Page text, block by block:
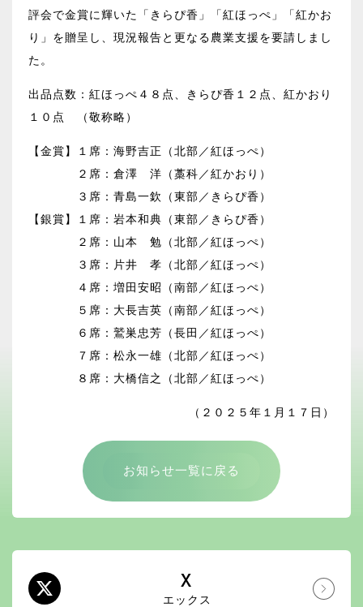
評会で金賞に輝いた「きらぴ香」「紅ほっぺ」「紅かお
り」を贈呈し、現況報告と更なる農業支援を要請しまし
た。
出品点数：紅ほっぺ４８点、きらぴ香１２点、紅かおり
１０点 （敬称略）
【金賞】１席：海野吉正（北部／紅ほっぺ）
２席：倉澤 洋（藁科／紅かおり）
３席：青島一欽（東部／きらぴ香）
【銀賞】１席：岩本和典（東部／きらぴ香）
２席：山本 勉（北部／紅ほっぺ）
３席：片井 孝（北部／紅ほっぺ）
４席：増田安昭（南部／紅ほっぺ）
５席：大長吉英（南部／紅ほっぺ）
６席：鷲巣忠芳（長田／紅ほっぺ）
７席：松永一雄（北部／紅ほっぺ）
８席：大橋信之（北部／紅ほっぺ）
（２０２５年１月１７日）
お知らせ一覧に戻る
X
エックス